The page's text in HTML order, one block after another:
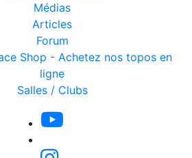
Médias
Articles
Forum
Shop - Achetez nos topos en
ligne
Salles / Clubs